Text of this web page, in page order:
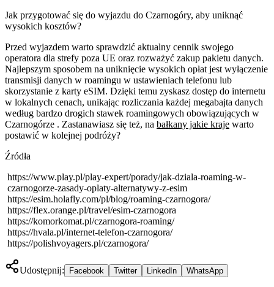
Jak przygotować się do wyjazdu do Czarnogóry, aby uniknąć
wysokich kosztów?
Przed wyjazdem warto sprawdzić aktualny cennik swojego
operatora dla strefy poza UE oraz rozważyć zakup pakietu danych.
Najlepszym sposobem na uniknięcie wysokich opłat jest wyłączenie
transmisji danych w roamingu w ustawieniach telefonu lub
skorzystanie z karty eSIM. Dzięki temu zyskasz dostęp do internetu
w lokalnych cenach, unikając rozliczania każdej megabajta danych
według bardzo drogich stawek roamingowych obowiązujących w
Czarnogórze . Zastanawiasz się też, na bałkany jakie kraje warto
postawić w kolejnej podróży?
Źródła
https://www.play.pl/play-expert/porady/jak-dziala-roaming-w-
czarnogorze-zasady-oplaty-alternatywy-z-esim
https://esim.holafly.com/pl/blog/roaming-czarnogora/
https://flex.orange.pl/travel/esim-czarnogora
https://komorkomat.pl/czarnogora-roaming/
https://hvala.pl/internet-telefon-czarnogora/
https://polishvoyagers.pl/czarnogora/
Udostępnij: Facebook Twitter LinkedIn WhatsApp